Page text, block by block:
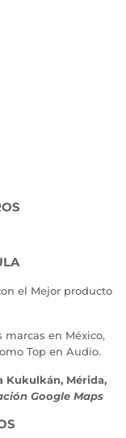
el Mejor producto
marcas en México,
Top en Audio.
Kukulkán, Mérida,
Google Maps